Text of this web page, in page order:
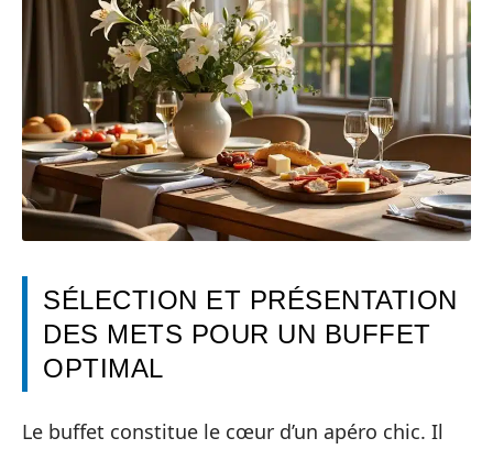
SÉLECTION ET PRÉSENTATION
DES METS POUR UN BUFFET
OPTIMAL
Le buffet constitue le cœur d’un apéro chic. Il